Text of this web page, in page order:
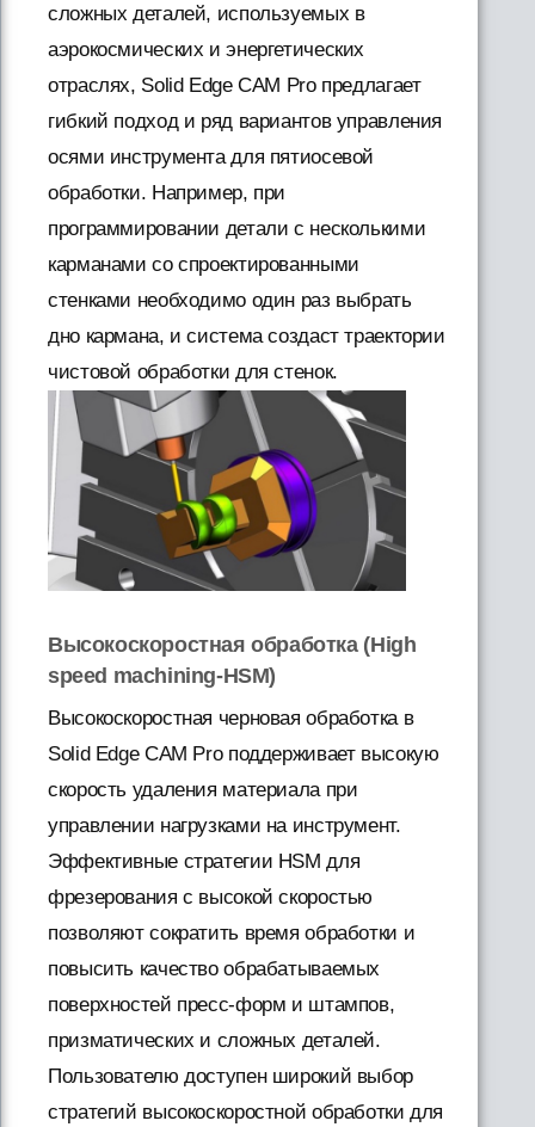
сложных деталей, используемых в
аэрокосмических и энергетических
отраслях, Solid Edge CAM Pro предлагает
гибкий подход и ряд вариантов управления
осями инструмента для пятиосевой
обработки. Например, при
программировании детали с несколькими
карманами со спроектированными
стенками необходимо один раз выбрать
дно кармана, и система создаст траектории
чистовой обработки для стенок.
Высокоскоростная обработка (High
speed machining-HSM)
Высокоскоростная черновая обработка в
Solid Edge CAM Pro поддерживает высокую
скорость удаления материала при
управлении нагрузками на инструмент.
Эффективные стратегии HSM для
фрезерования с высокой скоростью
позволяют сократить время обработки и
повысить качество обрабатываемых
поверхностей пресс-форм и штампов,
призматических и сложных деталей.
Пользователю доступен широкий выбор
стратегий высокоскоростной обработки для